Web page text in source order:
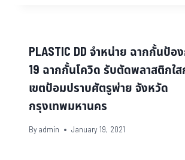
PLASTIC DD จำหน่าย ฉากกั้นป้อ
19 ฉากกั้นโควิด รับตัดพลาสติกใ
เขตป้อมปราบศัตรูพ่าย จังหวัด
กรุงเทพมหานคร
By admin January 19, 2021